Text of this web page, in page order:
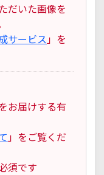
だいた画像を
サービス 」を
お届けする有
」をご覧くだ
須です